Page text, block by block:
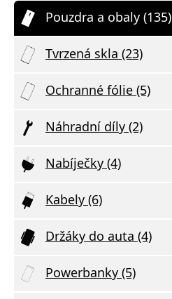
Pouzdra a obaly (135)
Tvrzená skla (23)
Ochranné fólie (5)
Náhradní díly (2)
Nabíječky (4)
Kabely (6)
Držáky do auta (4)
Powerbanky (5)